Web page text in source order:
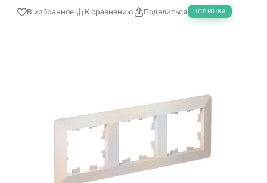
В избранное К сравнению Поделиться НОВИНКА